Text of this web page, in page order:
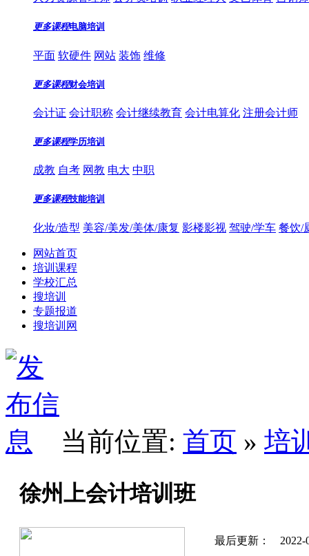
更多课程电脑培训
平面 软硬件 网站 装饰 维修
更多课程财会培训
会计证 会计职称 会计继续教育 会计电算化 注册会计师
更多课程学历培训
成教 自考 网教 电大 中职
更多课程技能培训
化妆/造型 美容/美发/美体/康复 影楼影视 驾驶/学车 餐饮/
网站首页
培训课程
学校汇总
搜培训
专题报道
搜培训网
当前位置: 首页 » 培
徐州上会计培训班
最后更新： 2022-